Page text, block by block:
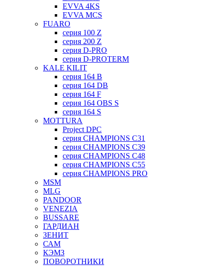
EVVA 4KS
EVVA MCS
FUARO
серия 100 Z
серия 200 Z
серия D-PRO
серия D-PROTERM
KALE KILIT
серия 164 B
серия 164 DB
серия 164 F
серия 164 OBS S
серия 164 S
MOTTURA
Project DPC
серия CHAMPIONS C31
серия CHAMPIONS C39
серия CHAMPIONS C48
серия CHAMPIONS C55
серия CHAMPIONS PRO
MSM
MLG
PANDOOR
VENEZIA
BUSSARE
ГАРДИАН
ЗЕНИТ
САМ
КЭМЗ
ПОВОРОТНИКИ